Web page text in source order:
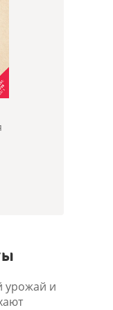
урожай и